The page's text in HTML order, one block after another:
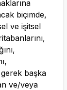
biçimde,
ve işitsel
başka
ve/veya